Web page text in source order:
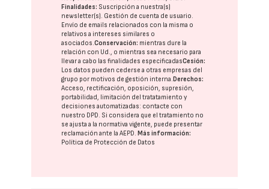
Finalidades: Suscripción a nuestra(s)
newsletter(s). Gestión de cuenta de usuario.
Envío de emails relacionados con la misma o
relativos a intereses similares o
asociados.Conservación: mientras dure la
relación con Ud., o mientras sea necesario para
llevar a cabo las finalidades especificadasCesión:
Los datos pueden cederse a otras empresas del
grupo por motivos de gestión interna. Derechos:
Acceso, rectificación, oposición, supresión,
portabilidad, limitación del tratatamiento y
decisiones automatizadas: contacte con
nuestro DPD. Si considera que el tratamiento no
se ajusta a la normativa vigente, puede presentar
reclamación ante laAEPD. Más información:
Política de Protección de Datos